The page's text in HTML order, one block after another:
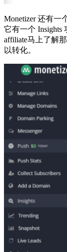
Monetizer 还有一
它有一个 Insights
affiliate马上了解
以转化。